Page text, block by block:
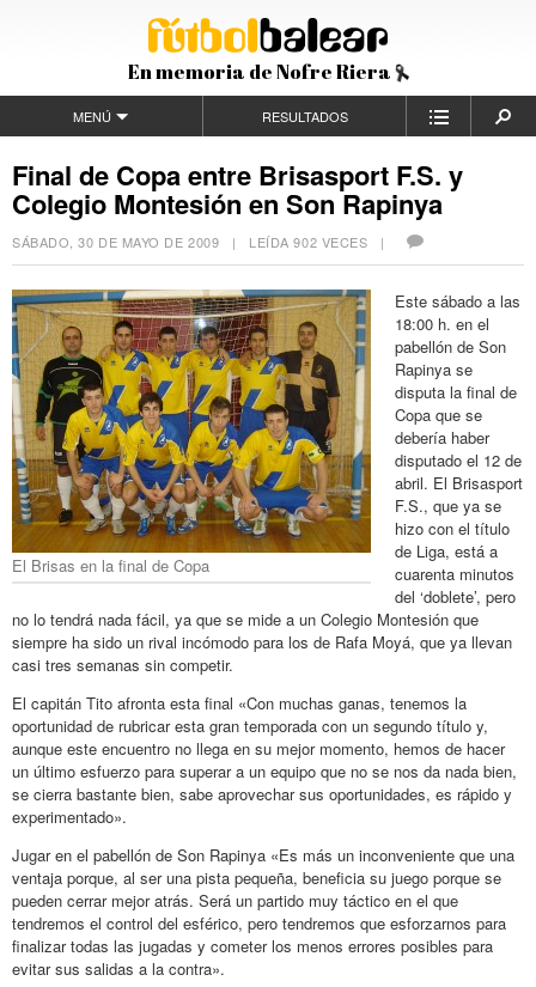
En memoria de Nofre Riera
MENÚ RESULTADOS
Final de Copa entre Brisasport F.S. y
Colegio Montesión en Son Rapinya
SÁBADO, 30 DE MAYO DE 2009 | LEÍDA 902 VECES |
El Brisas en la final de Copa
Este sábado a las
18:00 h. en el
pabellón de Son
Rapinya se
disputa la final de
Copa que se
debería haber
disputado el 12 de
abril. El Brisasport
F.S., que ya se
hizo con el título
de Liga, está a
cuarenta minutos
del ‘doblete’, pero
no lo tendrá nada fácil, ya que se mide a un Colegio Montesión que
siempre ha sido un rival incómodo para los de Rafa Moyá, que ya llevan
casi tres semanas sin competir.
El capitán Tito afronta esta final «Con muchas ganas, tenemos la
oportunidad de rubricar esta gran temporada con un segundo título y,
aunque este encuentro no llega en su mejor momento, hemos de hacer
un último esfuerzo para superar a un equipo que no se nos da nada bien,
se cierra bastante bien, sabe aprovechar sus oportunidades, es rápido y
experimentado».
Jugar en el pabellón de Son Rapinya «Es más un inconveniente que una
ventaja porque, al ser una pista pequeña, beneficia su juego porque se
pueden cerrar mejor atrás. Será un partido muy táctico en el que
tendremos el control del esférico, pero tendremos que esforzarnos para
finalizar todas las jugadas y cometer los menos errores posibles para
evitar sus salidas a la contra».